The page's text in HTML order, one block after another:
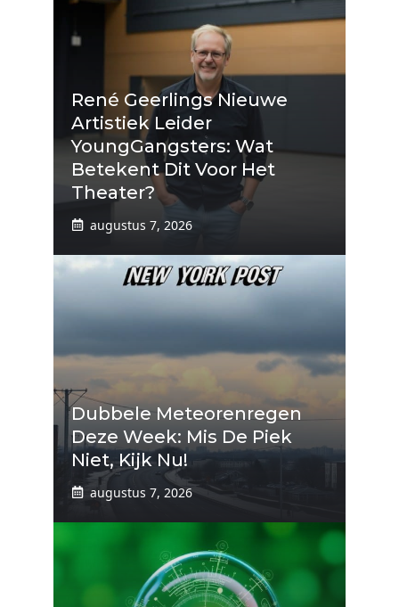
René Geerlings Nieuwe
Artistiek Leider
YoungGangsters: Wat
Betekent Dit Voor Het
Theater?
augustus 7, 2026
Dubbele Meteorenregen
Deze Week: Mis De Piek
Niet, Kijk Nu!
augustus 7, 2026